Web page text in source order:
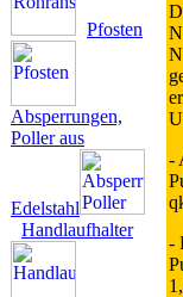
Pfosten
Absperrungen,
Poller aus
Edelstahl
Handlaufhalter
-
-